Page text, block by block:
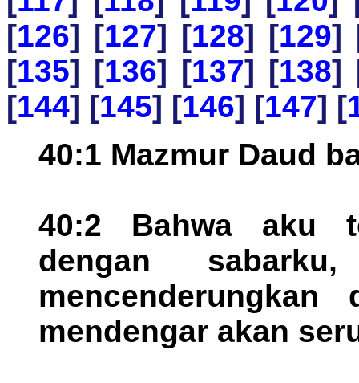
[126] [127] [128] [129]
[135] [136] [137] [138]
[144] [145] [146] [147] [
40:1 Mazmur Daud
40:2 Bahwa aku
dengan
mendengar akan